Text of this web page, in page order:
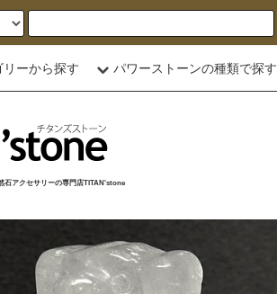
リーから探す パワーストーンの種類で探す
石アクセサリーの専門店TITAN'stone